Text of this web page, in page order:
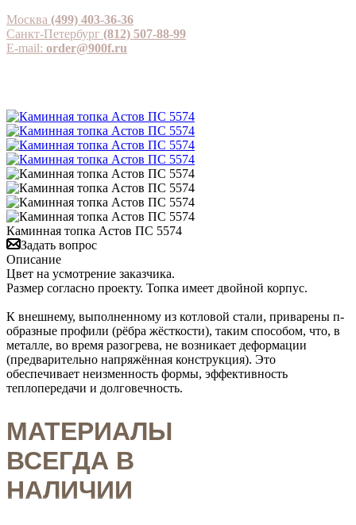
Москва (499) 403-36-36
Санкт-Петербург (812) 507-88-99
E-mail: order@900f.ru
Каминная топка Астов ПС 5574
Задать вопрос
Описание
Цвет на усмотрение заказчика.
Размер согласно проекту. Топка имеет двойной корпус.
К внешнему, выполненному из котловой стали, приварены п-
образные профили (рёбра жёсткости), таким способом, что, в
металле, во время разогрева, не возникает деформации
(предварительно напряжённая конструкция). Это
обеспечивает неизменность формы, эффективность
теплопередачи и долговечность.
МАТЕРИАЛЫ
ВСЕГДА В
НАЛИЧИИ